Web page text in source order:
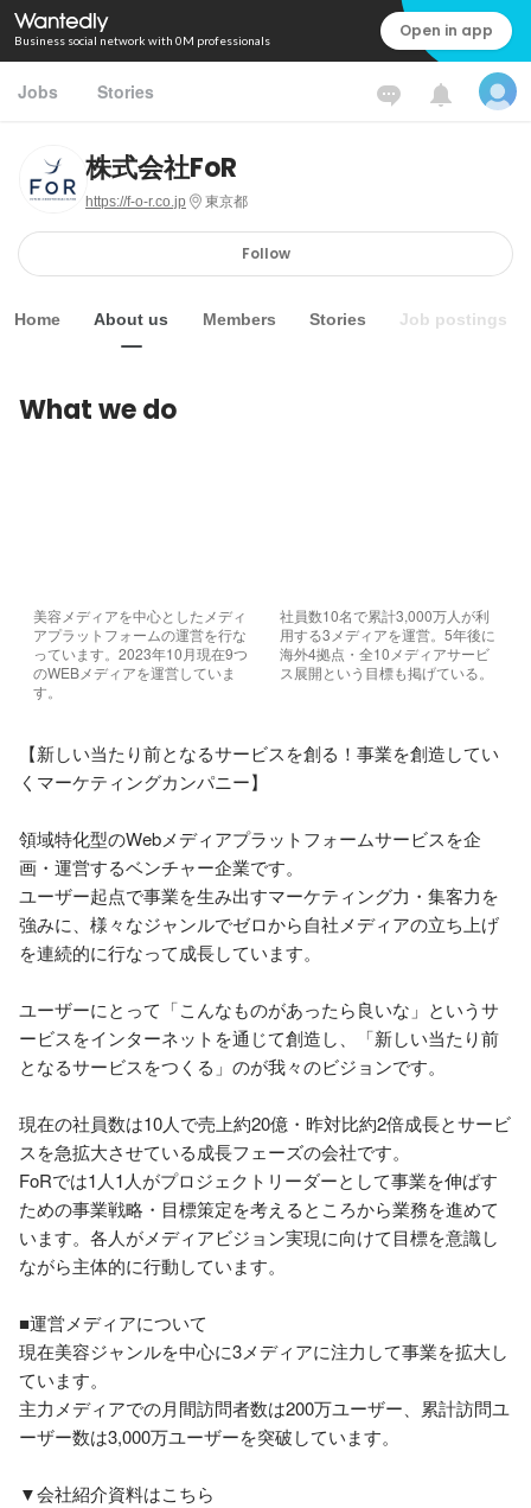
Business social network with 0M professionals Open in app
Jobs Stories
株式会社FoR
https://f-o-r.co.jp 東京都
Follow
Home About us Members Stories Job postings
What we do
美容メディアを中心としたメディ
アプラットフォームの運営を行な
っています。2023年10月現在9つ
のWEBメディアを運営していま
す。
社員数10名で累計3,000万人が利
用する3メディアを運営。5年後に
海外4拠点・全10メディアサービ
ス展開という目標も掲げている。
【新しい当たり前となるサービスを創る！事業を創造してい
くマーケティングカンパニー】
領域特化型のWebメディアプラットフォームサービスを企
画・運営するベンチャー企業です。
ユーザー起点で事業を生み出すマーケティング力・集客力を
強みに、様々なジャンルでゼロから自社メディアの立ち上げ
を連続的に行なって成長しています。
ユーザーにとって「こんなものがあったら良いな」というサ
ービスをインターネットを通じて創造し、「新しい当たり前
となるサービスをつくる」のが我々のビジョンです。
現在の社員数は10人で売上約20億・昨対比約2倍成長とサービ
スを急拡大させている成長フェーズの会社です。
FoRでは1人1人がプロジェクトリーダーとして事業を伸ばす
ための事業戦略・目標策定を考えるところから業務を進めて
います。各人がメディアビジョン実現に向けて目標を意識し
ながら主体的に行動しています。
■運営メディアについて
現在美容ジャンルを中心に3メディアに注力して事業を拡大し
ています。
主力メディアでの月間訪問者数は200万ユーザー、累計訪問ユ
ーザー数は3,000万ユーザーを突破しています。